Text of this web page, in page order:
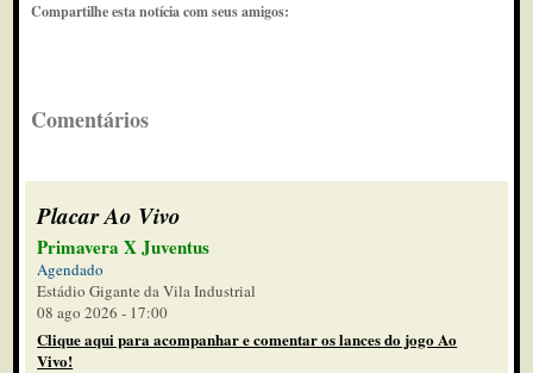
Compartilhe esta notícia com seus amigos:
Comentários
Placar Ao Vivo
Primavera X Juventus
Agendado
Estádio Gigante da Vila Industrial
08 ago 2026 - 17:00
Clique aqui para acompanhar e comentar os lances do jogo Ao
Vivo!